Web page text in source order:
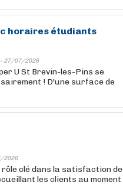
horaires étudiants
27/07/2026
U St Brevin-les-Pins se
! D'une surface de
2026
clé dans la satisfaction de
les clients au moment